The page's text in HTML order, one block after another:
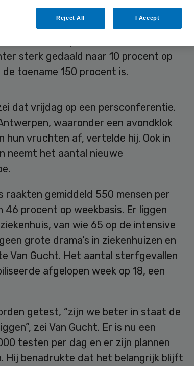
het hele grondgebied gekeken is in
met 50 procent
sterk gedaald naar 10 procent op
toename 150 procent is.
dat vrijdag op een persconferentie.
waaronder een avondklok
hun vruchten af, vertelde hij. Ook in
neemt het aantal nieuwe
raakten gemiddeld 550 mensen per
46 procent op weekbasis. Er liggen
van wie 65 op de intensive
grote drama’s in ziekenhuizen en
Van Gucht. Het aantal sterfgevallen
afgelopen week op 18, een
getest, “zijn we beter in staat de
zei Van Gucht. Er is nu een
testen per dag en er zijn plannen
Hij benadrukte dat het belangrijk blijft
Reject All I Accept